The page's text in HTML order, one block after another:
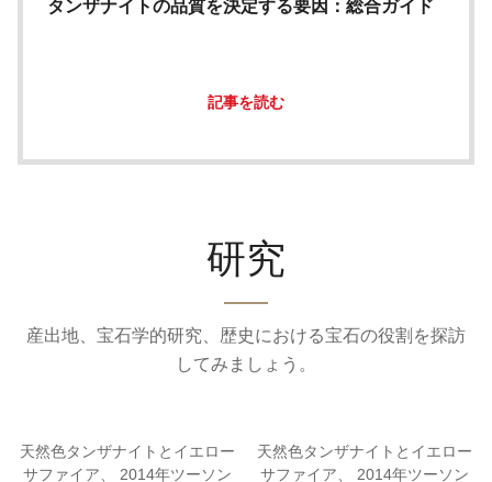
タンザナイトの品質を決定する要因：総合ガイド
記事を読む
研究
産出地、宝石学的研究、歴史における宝石の役割を探訪
してみましょう。
天然色タンザナイトとイエロー
サファイア、 2014年ツーソン
天然色タンザナイトとイエロー
サファイア、 2014年ツーソン